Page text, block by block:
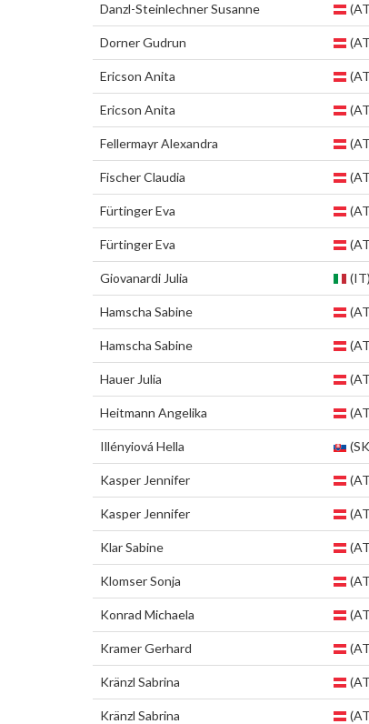
Danzl-Steinlechner Susanne
Dorner Gudrun
Ericson Anita
Ericson Anita
Fellermayr Alexandra
Fischer Claudia
Fürtinger Eva
Fürtinger Eva
Giovanardi Julia (IT)
Hamscha Sabine
Hamscha Sabine
Hauer Julia
Heitmann Angelika
Illényiová Hella
Kasper Jennifer
Kasper Jennifer
Klar Sabine
Klomser Sonja
Konrad Michaela
Kramer Gerhard
Kränzl Sabrina
Kränzl Sabrina